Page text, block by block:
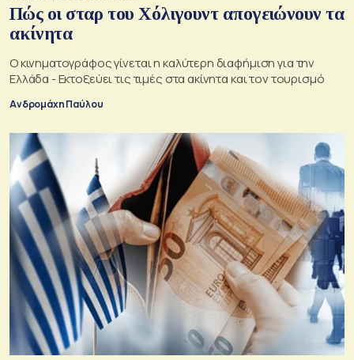
Πώς οι σταρ του Χόλιγουντ απογειώνουν τα
ακίνητα
Ο κινηματογράφος γίνεται η καλύτερη διαφήμιση για την
Ελλάδα - Εκτοξεύει τις τιμές στα ακίνητα και τον τουρισμό
Ανδρομάχη Παύλου